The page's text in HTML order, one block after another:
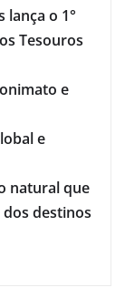
lança o 1°
Tesouros
e
e
natural que
destinos